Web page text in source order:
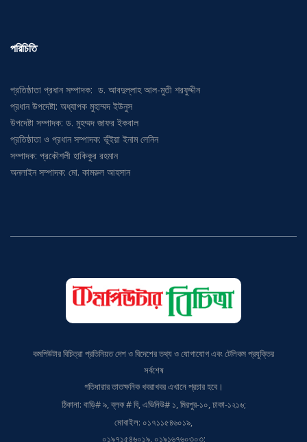
প্রতিষ্ঠাতা প্রধান সম্পাদক: ড. আবদুল্লাহ আল-মুতী শরফুদ্দীন
প্রধান উপদেষ্টা: অধ্যাপক মুহাম্মদ ইউনুস
উপদেষ্টা সম্পাদক: ড. মুহম্মদ জাফর ইকবাল
প্রতিষ্ঠাতা ও প্রধান সম্পাদক: ভূঁইয়া ইনাম লেনিন
সম্পাদক: প্রকৌশলী হাকিকুর রহমান
কমপিউটার বিচিত্রা প্রতিনিয়ত দেশ ও বিদেশের তথ্য ও যোগাযোগ এবং টেলিকম প্রযুক্তির
সর্বশেষ
গতিধারার তাতক্ষনিক খবরাখবর এখানে প্রচার হবে।
ঠিকানা: বাড়ি# ৯, ব্লক # বি, এভিনিউ# ১, মিরপুর-১০, ঢাকা-১২১৬;